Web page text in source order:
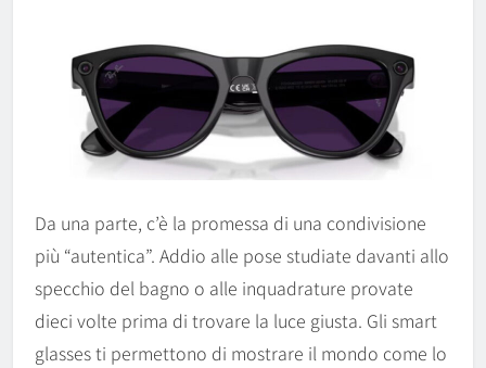
Da una parte, c’è la promessa di una condivisione
più “autentica”. Addio alle pose studiate davanti allo
specchio del bagno o alle inquadrature provate
dieci volte prima di trovare la luce giusta. Gli smart
glasses ti permettono di mostrare il mondo come lo